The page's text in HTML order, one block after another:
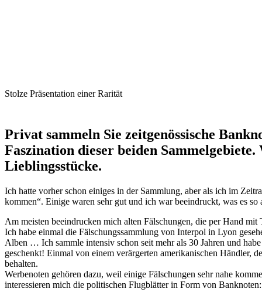
Stolze Präsentation einer Rarität
Privat sammeln Sie zeitgenössische
Faszination dieser beiden
Lieblingsstücke.
Ich hatte vorher schon einiges in der Sammlung, aber als ich im
kommen“. Einige waren sehr gut und ich war beeindruckt, was es
Am meisten beeindrucken mich alten Fälschungen, die per Hand
Ich habe einmal die Fälschungssammlung von Interpol in Lyon
Alben … Ich sammle intensiv schon seit mehr als 30 Jahren und
geschenkt! Einmal von einem verärgerten amerikanischen Händler,
behalten.
Werbenoten gehören dazu, weil einige Fälschungen sehr nahe
interessieren mich die politischen Flugblätter in Form von